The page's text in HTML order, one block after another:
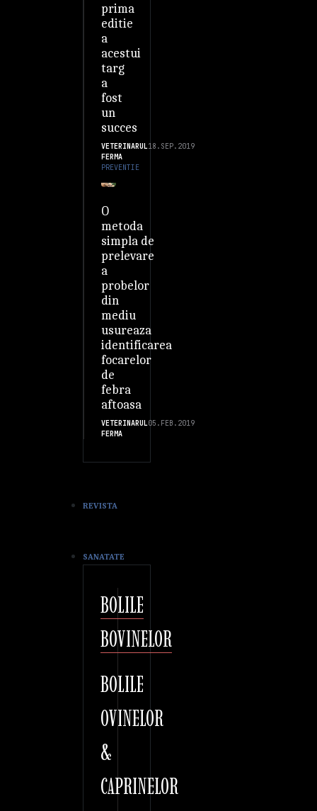
prima
editie
a
acestui
targ
a
fost
un
succes
VETERINARUL
FERMA
18.SEP.2019
PREVENTIE
O
metoda
simpla de
prelevare
a
probelor
din
mediu
usureaza
identificarea
focarelor
de
febra
aftoasa
VETERINARUL
FERMA
05.FEB.2019
REVISTA
SANATATE
BOLILE
BOVINELOR
BOLILE
OVINELOR
&
CAPRINELOR